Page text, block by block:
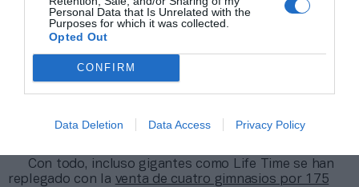
Personal Data that Is Unrelated with the
Purposes for which it was collected.
Opted Out
CONFIRM
Data Deletion Data Access Privacy Policy
apalancadas y que no podían resistir el embiste de la
pandemia sin reestructurar su negocio.
cadenas se declararon en concurso de acreedores
en 2020, y cinco de ellas anunciaron el cierre
definitivo de más de 220 locales
Fitness, Town Sports, Gold’s Gym (adquirida por el
anunció el cierre de todos sus clubes para centrar su
Con todo, incluso gigantes como Life Time se han
replegado con la venta de cuatro gimnasios por 175